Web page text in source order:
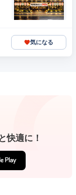
気になる
快適に！